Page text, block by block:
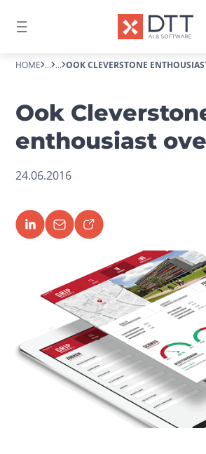
HOME ... ... OOK CLEVERSTONE
Ook
enthousiast
24.06.2016